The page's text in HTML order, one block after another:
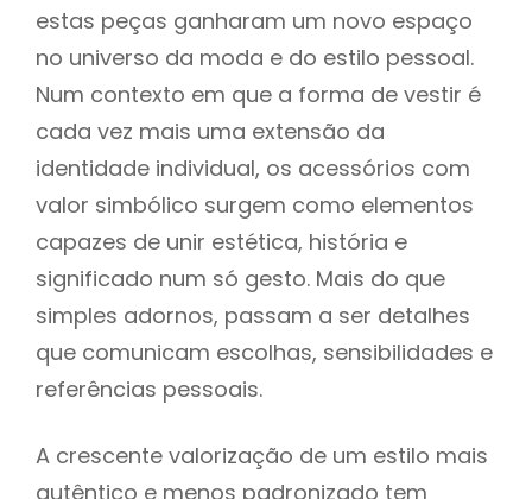
estas peças ganharam um novo espaço
no universo da moda e do estilo pessoal.
Num contexto em que a forma de vestir é
cada vez mais uma extensão da
identidade individual, os acessórios com
valor simbólico surgem como elementos
capazes de unir estética, história e
significado num só gesto. Mais do que
simples adornos, passam a ser detalhes
que comunicam escolhas, sensibilidades e
referências pessoais.
A crescente valorização de um estilo mais
autêntico e menos padronizado tem